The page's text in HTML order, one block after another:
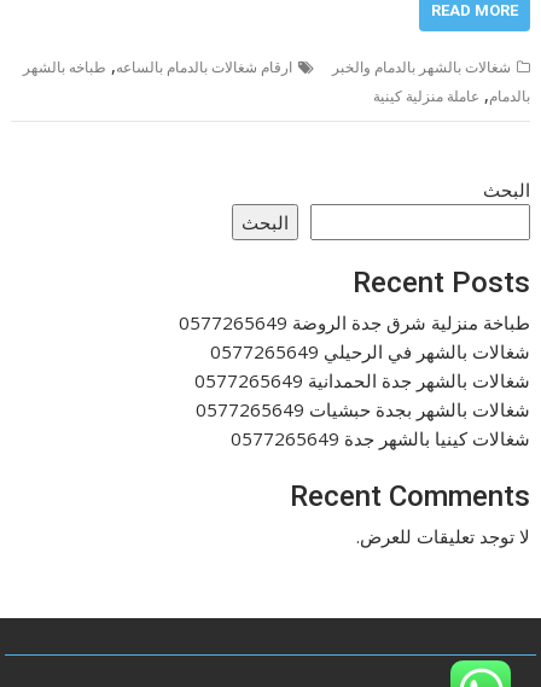
READ MORE
شغالات بالشهر بالدمام والخبر ارقام شغالات بالدمام بالساعه, طباخه بالشهر
بالدمام, عاملة منزلية كينية
البحث
البحث
Recent Posts
طباخة منزلية شرق جدة الروضة 0577265649
شغالات بالشهر في الرحيلي 0577265649
شغالات بالشهر جدة الحمدانية 0577265649
شغالات بالشهر بجدة حبشيات 0577265649
شغالات كينيا بالشهر جدة 0577265649
Recent Comments
لا توجد تعليقات للعرض.